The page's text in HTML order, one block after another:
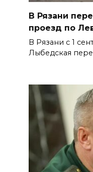
В Рязани
проезд по
В Рязани с 1
Лыбедская